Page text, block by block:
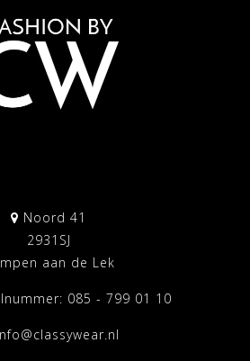
Noord 41
2931SJ
aan de Lek
085 - 799 01 10